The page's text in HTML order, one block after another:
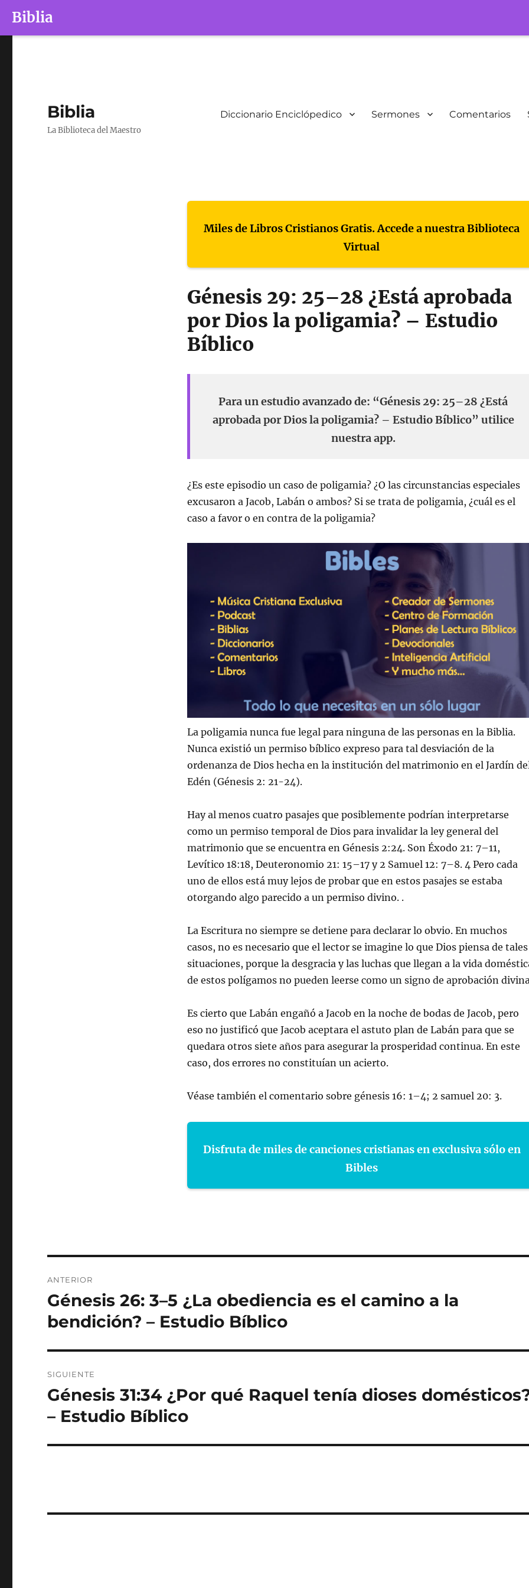
Biblia
Biblia
La Biblioteca del Maestro
Diccionario Enciclópedico Sermones Comentarios
Miles de Libros Cristianos Gratis. Accede a nuestra Biblioteca
Virtual
Génesis 29: 25–28 ¿Está aprobada
por Dios la poligamia? – Estudio
Bíblico
Para un estudio avanzado de: “Génesis 29: 25–28 ¿Está
aprobada por Dios la poligamia? – Estudio Bíblico” utilice
nuestra app.
¿Es este episodio un caso de poligamia? ¿O las circunstancias especiales
excusaron a Jacob, Labán o ambos? Si se trata de poligamia, ¿cuál es el
caso a favor o en contra de la poligamia?
La poligamia nunca fue legal para ninguna de las personas en la Biblia.
Nunca existió un permiso bíblico expreso para tal desviación de la
ordenanza de Dios hecha en la institución del matrimonio en el Jardín
Edén (Génesis 2: 21-24).
Hay al menos cuatro pasajes que posiblemente podrían interpretarse
como un permiso temporal de Dios para invalidar la ley general del
matrimonio que se encuentra en Génesis 2:24. Son Éxodo 21: 7–11,
Levítico 18:18, Deuteronomio 21: 15–17 y 2 Samuel 12: 7–8. 4 Pero cada
uno de ellos está muy lejos de probar que en estos pasajes se estaba
otorgando algo parecido a un permiso divino. .
La Escritura no siempre se detiene para declarar lo obvio. En muchos
casos, no es necesario que el lector se imagine lo que Dios piensa de tales
situaciones, porque la desgracia y las luchas que llegan a la vida
de estos polígamos no pueden leerse como un signo de aprobación
Es cierto que Labán engañó a Jacob en la noche de bodas de Jacob, pero
eso no justificó que Jacob aceptara el astuto plan de Labán para que se
quedara otros siete años para asegurar la prosperidad continua. En este
caso, dos errores no constituían un acierto.
Véase también el comentario sobre génesis 16: 1–4; 2 samuel 20: 3.
Disfruta de miles de canciones cristianas en exclusiva sólo en
Bibles
de
entradas
ANTERIOR
Entrada
anterior:
Génesis 26: 3–5 ¿La obediencia es el camino a la
bendición? – Estudio Bíblico
SIGUIENTE
Entrada
siguiente:
Génesis 31:34 ¿Por qué Raquel tenía dioses
– Estudio Bíblico